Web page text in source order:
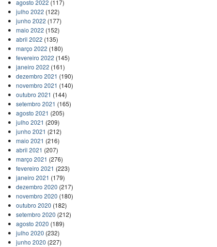
agosto 2022 (117)
julho 2022 (122)
junho 2022 (177)
maio 2022 (152)
abril 2022 (135)
março 2022 (180)
fevereiro 2022 (145)
janeiro 2022 (161)
dezembro 2021 (190)
novembro 2021 (140)
outubro 2021 (144)
setembro 2021 (165)
agosto 2021 (205)
julho 2021 (209)
junho 2021 (212)
maio 2021 (216)
abril 2021 (207)
março 2021 (276)
fevereiro 2021 (223)
janeiro 2021 (179)
dezembro 2020 (217)
novembro 2020 (180)
outubro 2020 (182)
setembro 2020 (212)
agosto 2020 (189)
julho 2020 (232)
junho 2020 (227)